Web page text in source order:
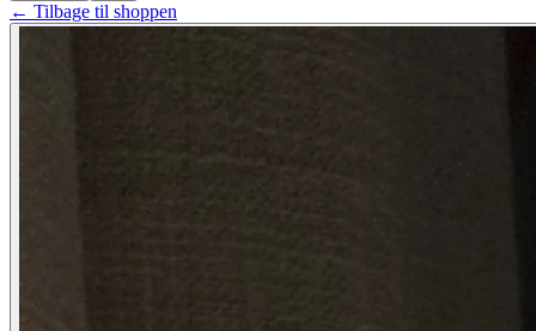
← Tilbage til shoppen